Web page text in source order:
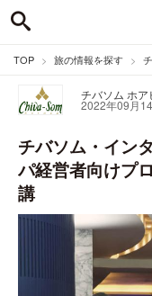
TOP 旅の情報を探す
チバソム ホア
2022年09月
チバソム・イン
パ経営者向けプ
講